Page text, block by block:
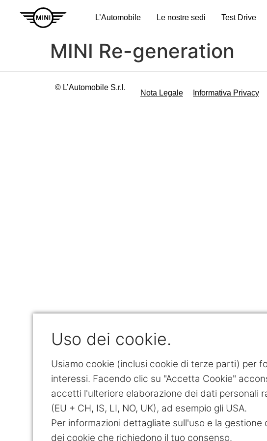
Uso dei cookie.
Usiamo cookie (inclusi cookie di terze parti) per
interessi. Facendo clic su "Accetta Cookie"
accetti l'ulteriore elaborazione dei dati personali
(EU + CH, IS, LI, NO, UK), ad esempio gli USA.
Per informazioni dettagliate sull'uso e la
dei cookie che richiedono il tuo consenso.
L’Automobile Le nostre sedi Test Drive
MINI Re-generation
© L’Automobile S.r.l.
Nota Legale Informativa Privacy